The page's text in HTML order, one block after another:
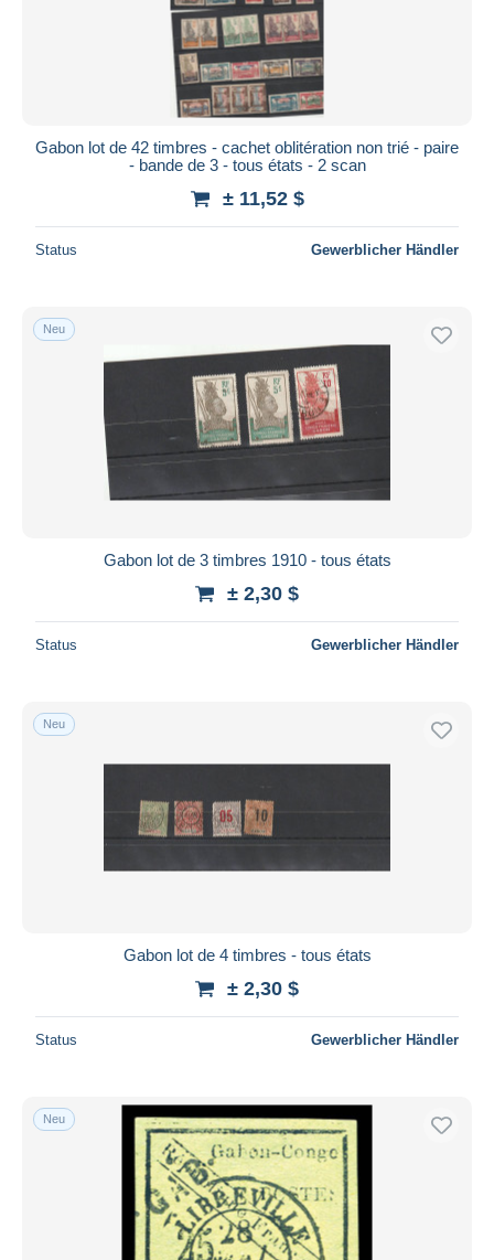
Preis
Kostenloser Versand
Zahlungsmethoden
Banküberweisung
Visa
Mastercard
Wohnsitz des Verkäufers
Übernehmen
Gabon lot de 42 timbres - cachet oblitération non trié - paire
- bande de 3 - tous états - 2 scan
± 11,52 $
Status Gewerblicher Händler
Neu
Gabon lot de 3 timbres 1910 - tous états
± 2,30 $
Status Gewerblicher Händler
Neu
Gabon lot de 4 timbres - tous états
± 2,30 $
Status Gewerblicher Händler
Neu